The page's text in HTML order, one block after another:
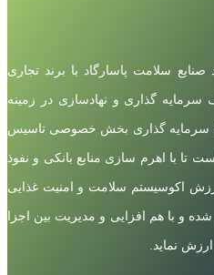
سلامت پاسارگاد با برند تجاری
پاییز سال 1402 با هدف سرمایه گذاری و نهادسازی در زمینه
سرمایه گذاری بخش خصوصی تاسیس
تا با اهرم سازی منابع بانکی و نفوذ
اکوسیستم سلامت و امنیت غذایی
و با هم افزایی و مدیریت بین اجزا
نماید.